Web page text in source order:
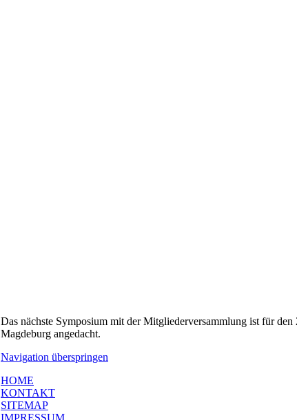
Das nächste Symposium mit der Mitgliederversammlung ist für
Magdeburg angedacht.
Navigation überspringen
HOME
KONTAKT
SITEMAP
IMPRESSUM